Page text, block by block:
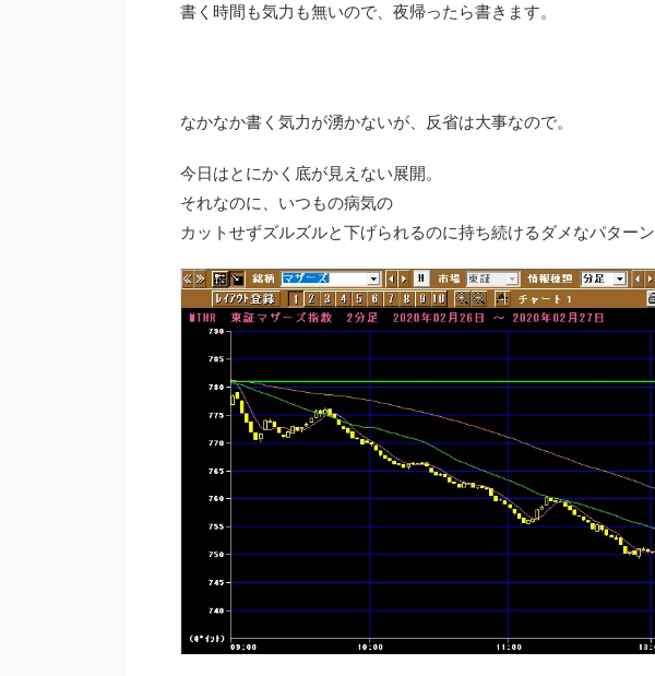
書く時間も気力も無いので、夜帰ったら書きます。
なかなか書く気力が湧かないが、反省は大事なので。
今日はとにかく底が見えない展開。
それなのに、いつもの病気の
カットせずズルズルと下げられるのに持ち続けるダメなパターン